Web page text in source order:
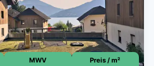
MWV Preis / m²